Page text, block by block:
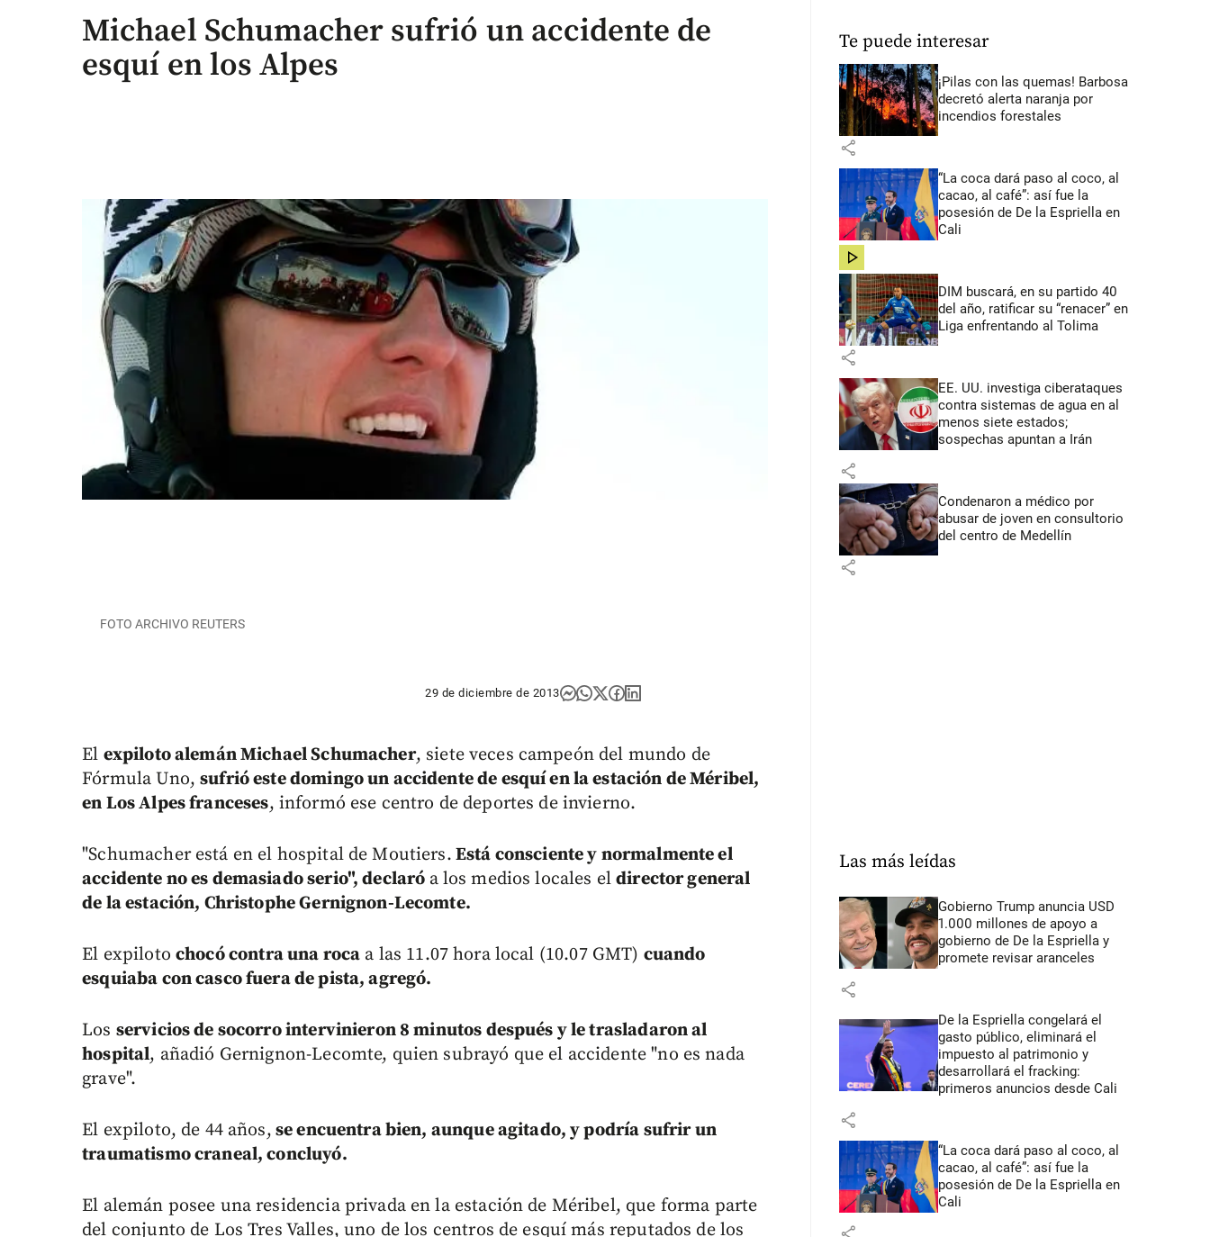
Michael Schumacher sufrió un accidente de
esquí en los Alpes
FOTO ARCHIVO REUTERS
29 de diciembre de 2013
El expiloto alemán Michael Schumacher, siete veces campeón del mundo de
Fórmula Uno,sufrió este domingo un accidente de esquí en la estación de Méribel,
en Los Alpes franceses, informó ese centro de deportes de invierno.
"Schumacher está en el hospital de Moutiers. Está consciente y normalmente el
accidente no es demasiado serio", declaró a los medios locales eldirector general
de la estación, Christophe Gernignon-Lecomte.
El expiloto chocó contra una roca a las 11.07 hora local (10.07 GMT) cuando
esquiaba con casco fuera de pista, agregó.
Los servicios de socorro intervinieron 8 minutos después y le trasladaron al
hospital, añadió Gernignon-Lecomte, quien subrayó que el accidente "no es nada
grave".
El expiloto, de 44 años, se encuentra bien, aunque agitado, y podría sufrir un
traumatismo craneal, concluyó.
El alemán posee una residencia privada en la estación de Méribel, que forma parte
del conjunto de Los Tres Valles, uno de los centros de esquí más reputados de los
Te puede interesar
¡Pilas con las quemas! Barbosa
decretó alerta naranja por
incendios forestales
share
“La coca dará paso al coco, al
cacao, al café”: así fue la
posesión de De la Espriella en
Cali
share
DIM buscará, en su partido 40
del año, ratificar su “renacer” en
Liga enfrentando al Tolima
share
EE. UU. investiga ciberataques
contra sistemas de agua en al
menos siete estados;
sospechas apuntan a Irán
share
Condenaron a médico por
abusar de joven en consultorio
del centro de Medellín
share
Las más leídas
Gobierno Trump anuncia USD
1.000 millones de apoyo a
gobierno de De la Espriella y
promete revisar aranceles
share
De la Espriella congelará el
gasto público, eliminará el
impuesto al patrimonio y
desarrollará el fracking:
primeros anuncios desde Cali
share
“La coca dará paso al coco, al
cacao, al café”: así fue la
posesión de De la Espriella en
Cali